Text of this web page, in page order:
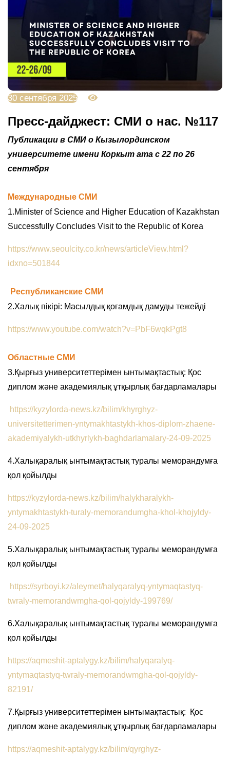
30 сентября 2025
Пресс-дайджест: СМИ о нас. №117
Публикации в СМИ о Кызылординском
университете имени Коркыт ата с 22 по 26
сентября
Международные СМИ
1.Minister of Science and Higher Education of Kazakhstan
Successfully Concludes Visit to the Republic of Korea
https://www.seoulcity.co.kr/news/articleView.html?
idxno=501844
Республиканские СМИ
2.Халық пікірі: Масылдық қоғамдық дамуды тежейді
https://www.youtube.com/watch?v=PbF6wqkPgt8
Областные СМИ
3.Қырғыз университеттерімен ынтымақтастық: Қос
диплом және академиялық ұтқырлық бағдарламалары
https://kyzylorda-news.kz/bilim/khyrghyz-
universitetterimen-yntymakhtastykh-khos-diplom-zhaene-
akademiyalykh-utkhyrlykh-baghdarlamalary-24-09-2025
4.Халықаралық ынтымақтастық туралы меморандумға
қол қойылды
https://kyzylorda-news.kz/bilim/halykharalykh-
yntymakhtastykh-turaly-memorandumgha-khol-khojyldy-
24-09-2025
5.Халықаралық ынтымақтастық туралы меморандумға
қол қойылды
https://syrboyi.kz/aleymet/halyqaralyq-yntymaqtastyq-
twraly-memorandwmgha-qol-qojyldy-199769/
6.Халықаралық ынтымақтастық туралы меморандумға
қол қойылды
https://aqmeshit-aptalygy.kz/bilim/halyqaralyq-
yntymaqtastyq-twraly-memorandwmgha-qol-qojyldy-
82191/
7.Қырғыз университеттерімен ынтымақтастық: Қос
диплом және академиялық ұтқырлық бағдарламалары
https://aqmeshit-aptalygy.kz/bilim/qyrghyz-